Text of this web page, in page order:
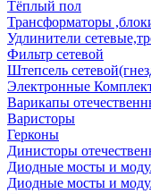
Тёплый пол
Трансформаторы
Удлинители
Фильтр сетевой
Штепсель
Электронные
Варикапы
Варисторы
Герконы
Динисторы
Диодные мосты и
Диодные мосты и